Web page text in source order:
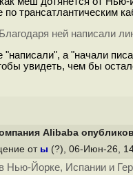
по трансатлантическим
ней написали
"написали", а "начали
увидеть, чем бы
Alibaba
от ы (?), 06-Июн-26,
Нью-Йорке, Испании и